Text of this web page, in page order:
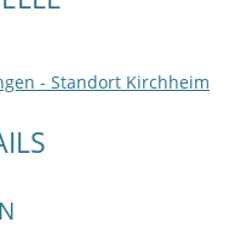
- Standort Kirchheim